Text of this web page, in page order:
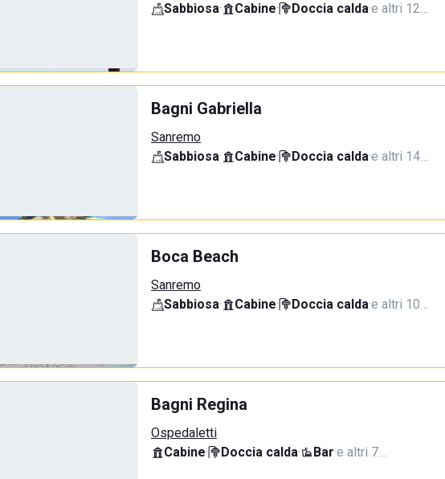
Sabbiosa· Cabine· Doccia calda·e altri 12…
Bagni Gabriella
Sanremo
Sabbiosa· Cabine· Doccia calda·e altri 14…
Boca Beach
Sanremo
Sabbiosa· Cabine· Doccia calda·e altri 10…
Bagni Regina
Ospedaletti
Cabine· Doccia calda· Bar·e altri 7…